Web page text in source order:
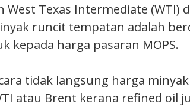
Texas Intermediate (WTI)
runcit tempatan adalah
kepada harga pasaran MOPS.
tidak langsung harga
atau Brent kerana refined oil